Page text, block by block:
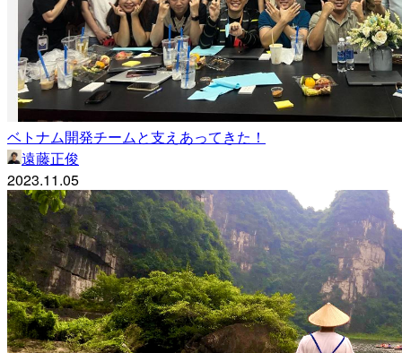
ベトナム開発チームと支えあってきた！
遠藤正俊
2023.11.05